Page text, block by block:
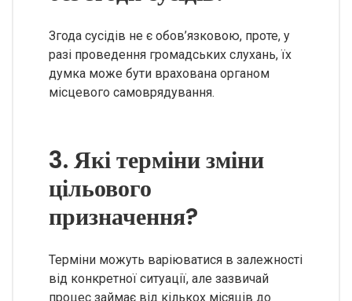
Згода сусідів не є обов’язковою, проте, у
разі проведення громадських слухань, їх
думка може бути врахована органом
місцевого самоврядування.
3. Які терміни зміни
цільового
призначення?
Терміни можуть варіюватися в залежності
від конкретної ситуації, але зазвичай
процес займає від кількох місяців до